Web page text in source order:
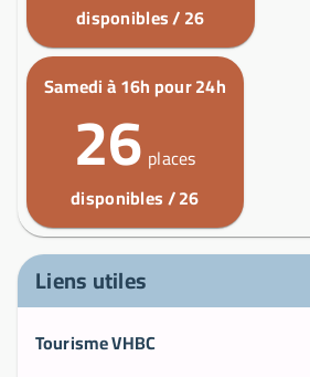
disponibles / 26
Samedi à 16h pour 24h
26 places
disponibles / 26
Liens utiles
Tourisme VHBC